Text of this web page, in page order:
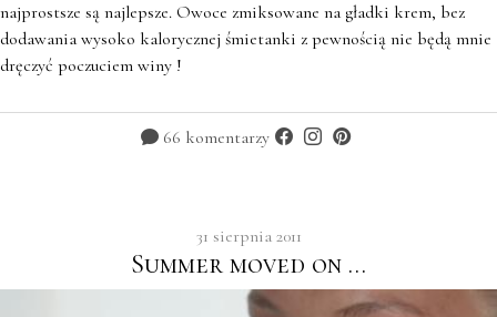
najprostsze są najlepsze. Owoce zmiksowane na gładki krem, bez
dodawania wysoko kalorycznej śmietanki z pewnością nie będą mnie
dręczyć poczuciem winy !
66 komentarzy
31 sierpnia 2011
Summer moved on …